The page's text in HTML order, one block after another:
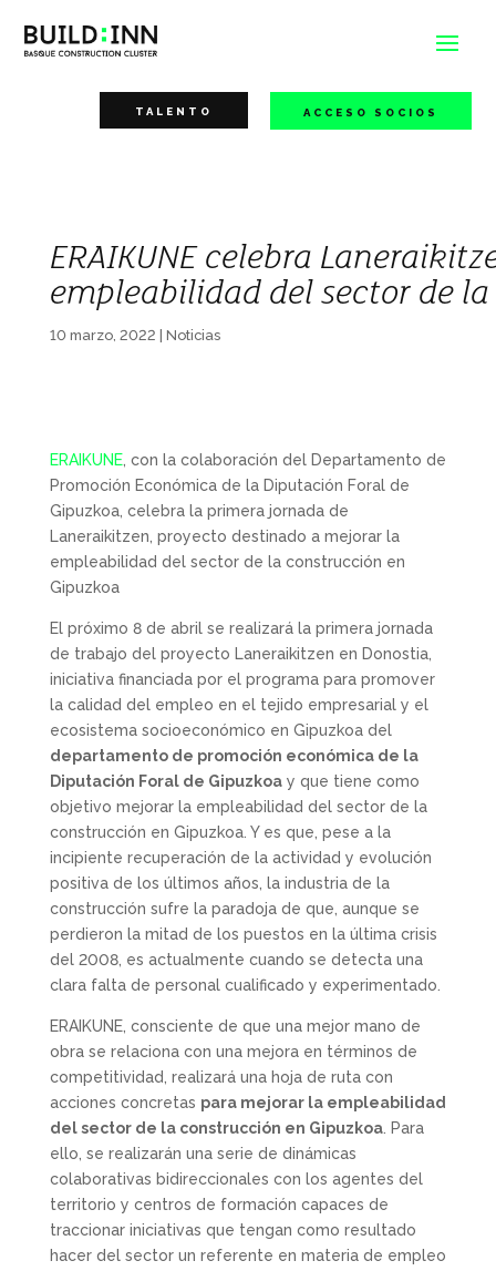
TALENTO ACCESO SOCIOS
ERAIKUNE celebra
empleabilidad del sector de
10 marzo, 2022 Noticias
ERAIKUNE, con la colaboración del Departamento de
Promoción Económica de la Diputación Foral de
Gipuzkoa, celebra la primera jornada de
Laneraikitzen, proyecto destinado a mejorar la
empleabilidad del sector de la construcción en
Gipuzkoa
El próximo 8 de abril se realizará la primera jornada
de trabajo del proyecto Laneraikitzen en Donostia,
iniciativa financiada por el programa para promover
la calidad del empleo en el tejido empresarial y el
ecosistema socioeconómico en Gipuzkoa del
departamento de promoción económica de la
Diputación Foral de Gipuzkoay que tiene como
objetivo mejorar la empleabilidad del sector de la
construcción en Gipuzkoa. Y es que, pese a la
incipiente recuperación de la actividad y evolución
positiva de los últimos años, la industria de la
construcción sufre la paradoja de que, aunque se
perdieron la mitad de los puestos en la última crisis
del 2008, es actualmente cuando se detecta una
clara falta de personal cualificado y experimentado.
ERAIKUNE, consciente de que una mejor mano de
obra se relaciona con una mejora en términos de
competitividad, realizará una hoja de ruta con
acciones concretas para mejorar la empleabilidad
del sector de la construcción en Gipuzkoa. Para
ello, se realizarán una serie de dinámicas
colaborativas bidireccionales con los agentes del
territorio y centros de formación capaces de
traccionar iniciativas que tengan como resultado
hacer del sector un referente en materia de empleo